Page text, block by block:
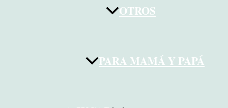
OTROS
PARA MAMÁ Y PAPÁ